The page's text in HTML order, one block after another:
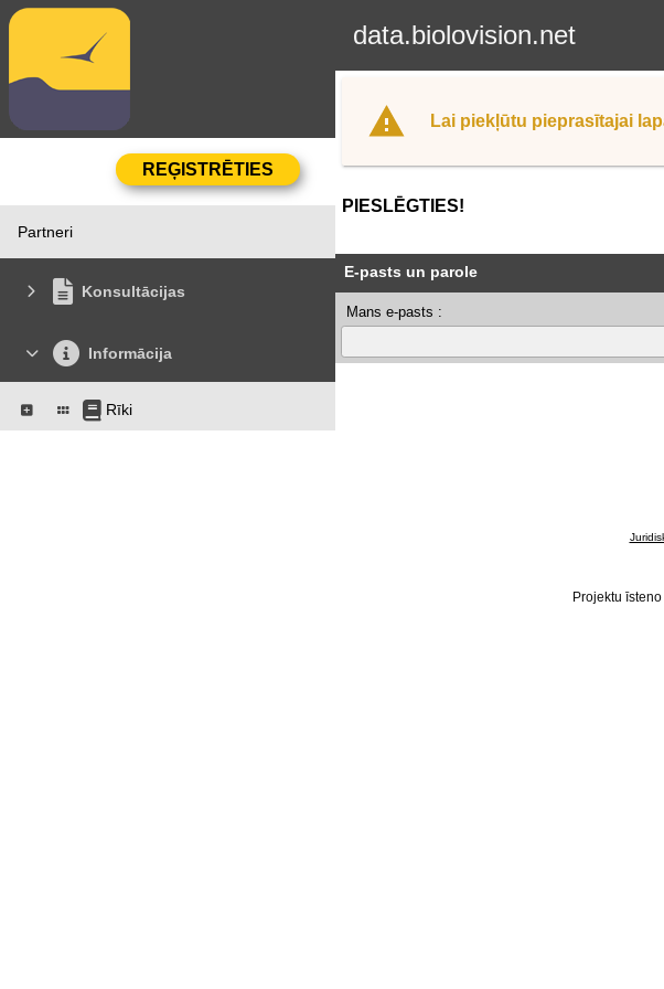
data.biolovision.net
Partneri
Konsultācijas
Informācija
Rīki
Lai piekļūtu pieprasītajai
PIESLĒGTIES!
E-pasts un parole
Mans e-pasts :
Projektu